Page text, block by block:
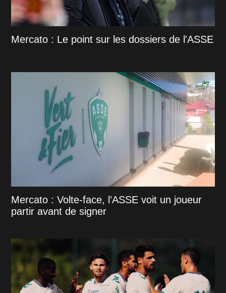
Mercato : Le point sur les dossiers de l'ASSE
Mercato : Volte-face, l’ASSE voit un joueur
partir avant de signer